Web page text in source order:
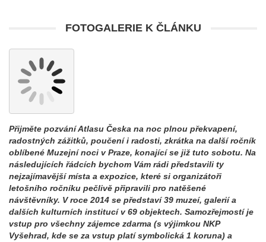
FOTOGALERIE K ČLÁNKU
Přijměte pozvání Atlasu Česka na noc plnou překvapení,
radostných zážitků, poučení i radosti, zkrátka na další ročník
oblíbené Muzejní noci v Praze, konající se již tuto sobotu. Na
následujících řádcích bychom Vám rádi představili ty
nejzajímavější místa a expozice, které si organizátoři
letošního ročníku pečlivě připravili pro natěšené
návštěvníky. V roce 2014 se představí 39 muzeí, galerií a
dalších kulturních institucí v 69 objektech. Samozřejmostí je
vstup pro všechny zájemce zdarma (s výjimkou NKP
Vyšehrad, kde se za vstup platí symbolická 1 koruna) a